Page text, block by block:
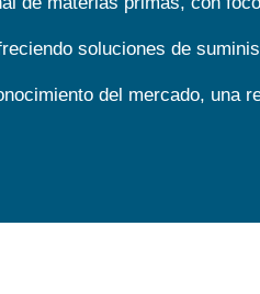
soluciones de
del mercado, una